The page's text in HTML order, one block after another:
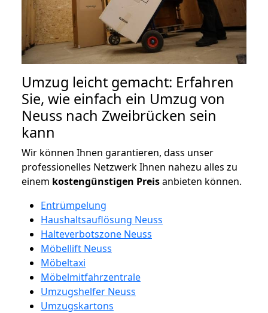
Umzug leicht gemacht: Erfahren
Sie, wie einfach ein Umzug von
Neuss nach Zweibrücken sein
kann
Wir können Ihnen garantieren, dass unser
professionelles Netzwerk Ihnen nahezu alles zu
einem kostengünstigen Preisanbieten können.
Entrümpelung
Haushaltsauflösung Neuss
Halteverbotszone Neuss
Möbellift Neuss
Möbeltaxi
Möbelmitfahrzentrale
Umzugshelfer Neuss
Umzugskartons